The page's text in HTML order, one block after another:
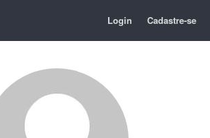
Login Cadastre-se